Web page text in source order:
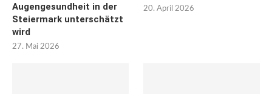
Augengesundheit in der
Steiermark unterschätzt
wird
27. Mai 2026
20. April 2026